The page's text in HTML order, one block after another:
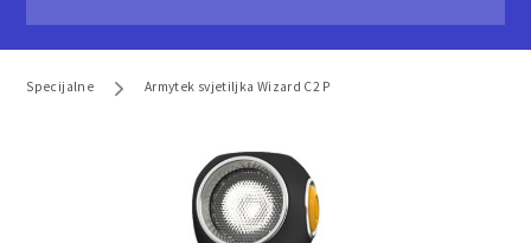
Specijalne Armytek svjetiljka Wizard C2 P